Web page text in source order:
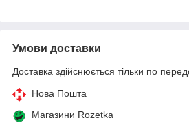
Умови доставки
Доставка здійснюється тільки по
Нова Пошта
Магазини Rozetka